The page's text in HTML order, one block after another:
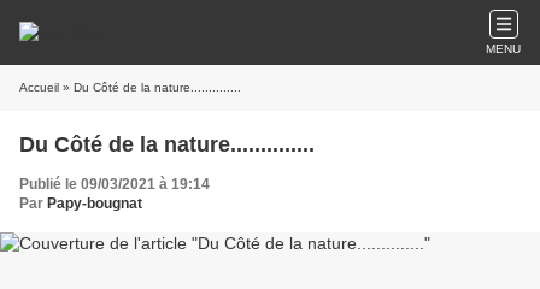
MENU
Accueil » Du Côté de la nature..............
Du Côté de la nature..............
Publié le 09/03/2021 à 19:14
Par Papy-bougnat